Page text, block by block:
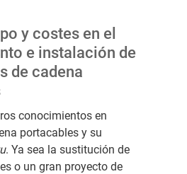
y costes en el
e instalación de
de cadena
conocimientos en
portacables y su
. Ya sea la sustitución de
o un gran proyecto de